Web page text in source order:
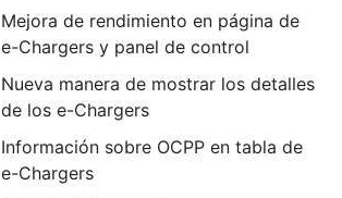
Mejora de rendimiento en página de
e-Chargers y panel de control
Nueva manera de mostrar los detalles
de los e-Chargers
Información sobre OCPP en tabla de
e-Chargers